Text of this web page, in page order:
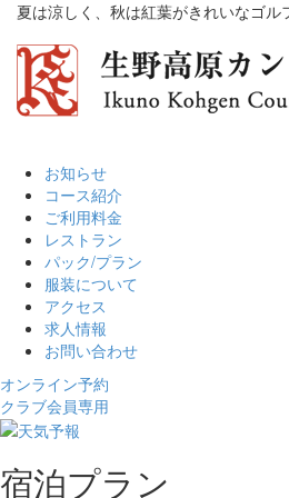
夏は涼しく、秋は紅葉がきれいなゴル
お知らせ
コース紹介
ご利用料金
レストラン
パック/プラン
服装について
アクセス
求人情報
お問い合わせ
オンライン予約
クラブ会員専用
宿泊プラン